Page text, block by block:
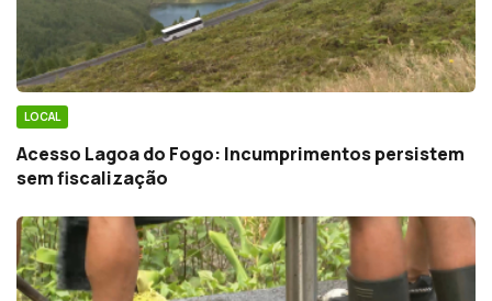
LOCAL
Acesso Lagoa do Fogo: Incumprimentos persistem
sem fiscalização